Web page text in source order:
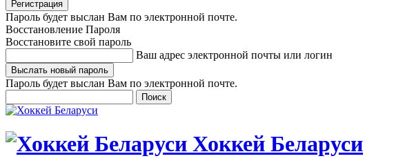
Пароль будет выслан Вам по электронной почте.
Восстановление Пароля
Восстановите свой пароль
Ваш адрес электронной почты или логин
Пароль будет выслан Вам по электронной почте.
Хоккей Беларуси